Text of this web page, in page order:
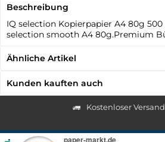
Beschreibung
IQ selection Kopierpapier A4 80g
selection smooth A4 80g.Premium
Ähnliche Artikel
Kunden kauften auch
Kostenloser